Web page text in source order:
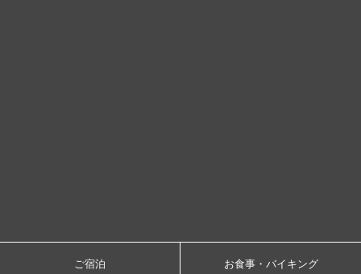
ご宿泊 お食事・バイキング